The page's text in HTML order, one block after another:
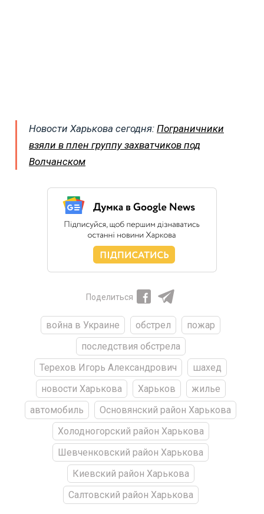
Новости Харькова сегодня: Пограничники
взяли в плен группу захватчиков под
Волчанском
Поделиться
война в Украине обстрел
пожар
последствия обстрела
Терехов Игорь Александрович
шахед
новости Харькова
Харьков
жилье
автомобиль
Основянский район Харькова
Холодногорский район Харькова
Шевченковский район Харькова
Киевский район Харькова
Салтовский район Харькова